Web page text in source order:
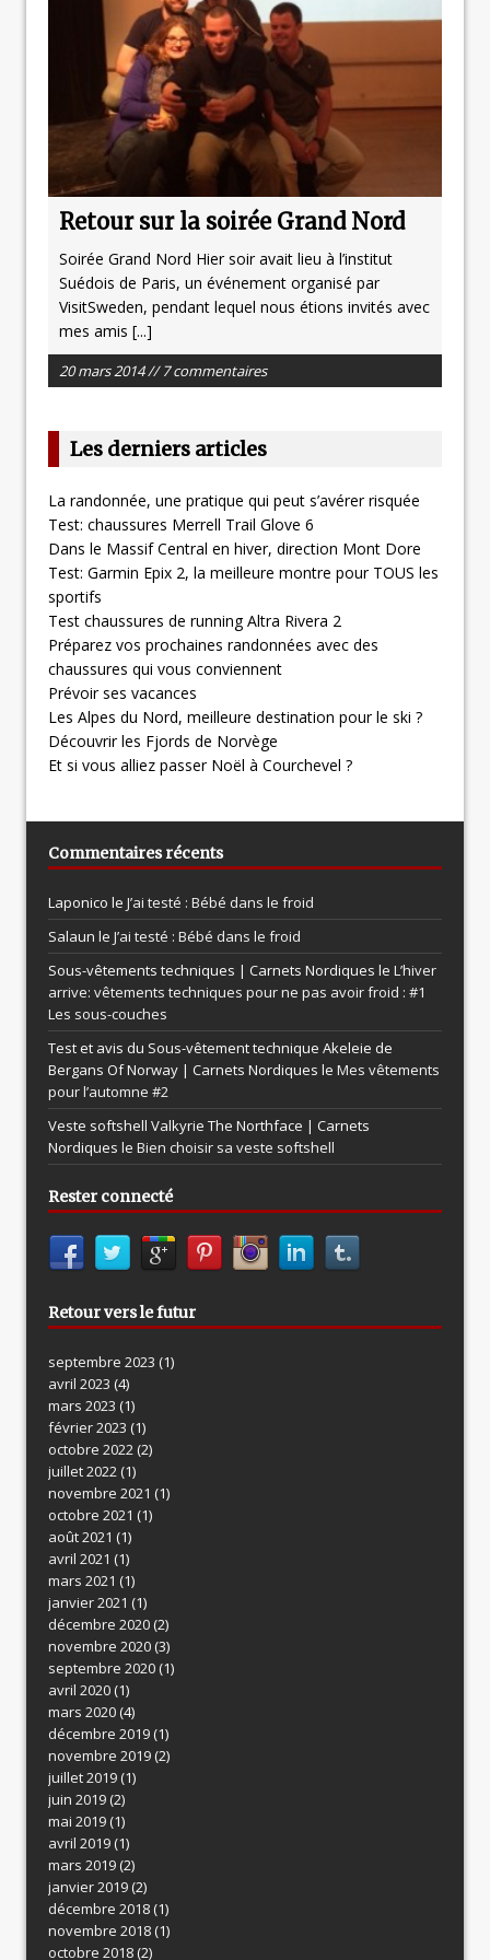
Retour sur la soirée Grand Nord
Soirée Grand Nord Hier soir avait lieu à l’institut
Suédois de Paris, un événement organisé par
VisitSweden, pendant lequel nous étions invités avec
mes amis [...]
20 mars 2014 // 7 commentaires
Les derniers articles
La randonnée, une pratique qui peut s’avérer risquée
Test: chaussures Merrell Trail Glove 6
Dans le Massif Central en hiver, direction Mont Dore
Test: Garmin Epix 2, la meilleure montre pour TOUS les
sportifs
Test chaussures de running Altra Rivera 2
Préparez vos prochaines randonnées avec des
chaussures qui vous conviennent
Prévoir ses vacances
Les Alpes du Nord, meilleure destination pour le ski ?
Découvrir les Fjords de Norvège
Et si vous alliez passer Noël à Courchevel ?
Commentaires récents
Laponico le J’ai testé : Bébé dans le froid
Salaun le J’ai testé : Bébé dans le froid
Sous-vêtements techniques | Carnets Nordiques le L’hiver
arrive: vêtements techniques pour ne pas avoir froid : #1
Les sous-couches
Test et avis du Sous-vêtement technique Akeleie de
Bergans Of Norway | Carnets Nordiques le Mes vêtements
pour l’automne #2
Veste softshell Valkyrie The Northface | Carnets
Nordiques le Bien choisir sa veste softshell
Rester connecté
Retour vers le futur
septembre 2023 (1)
avril 2023 (4)
mars 2023 (1)
février 2023 (1)
octobre 2022(2)
juillet 2022(1)
novembre 2021 (1)
octobre 2021 (1)
août 2021 (1)
avril 2021 (1)
mars 2021 (1)
janvier 2021 (1)
décembre 2020(2)
novembre 2020(3)
septembre 2020(1)
avril 2020(1)
mars 2020(4)
décembre 2019(1)
novembre 2019(2)
juillet 2019(1)
juin 2019(2)
mai 2019(1)
avril 2019(1)
mars 2019(2)
janvier 2019(2)
décembre 2018(1)
novembre 2018(1)
octobre 2018(2)